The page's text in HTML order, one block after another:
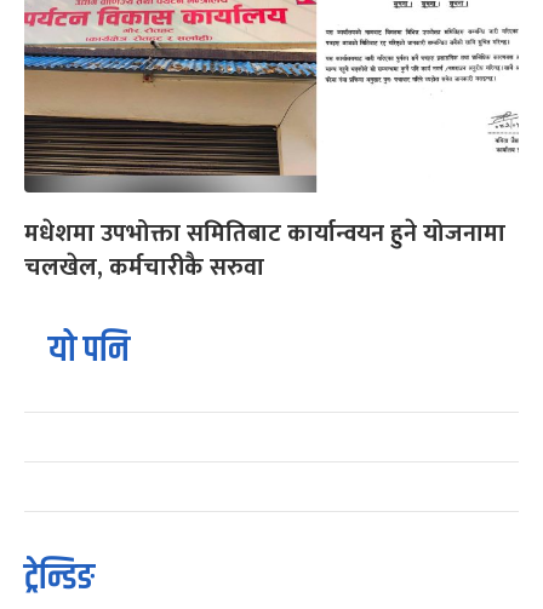
मधेशमा उपभोक्ता समितिबाट कार्यान्वयन हुने योजनामा
चलखेल, कर्मचारीकै सरुवा
यो पनि
ट्रेन्डिङ